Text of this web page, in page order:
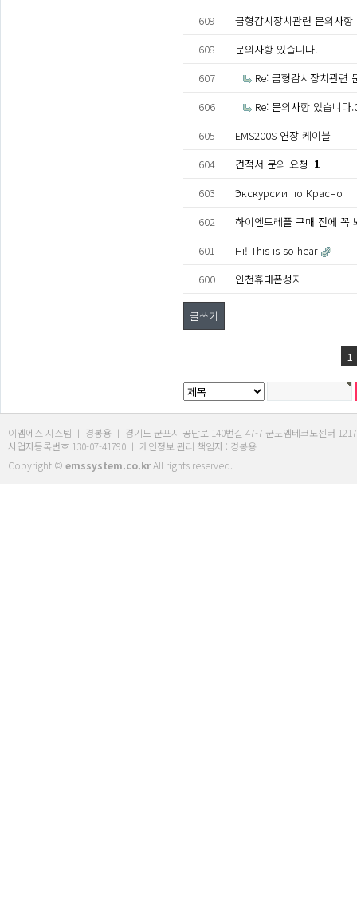
609
금형감시장치관련 문의사항
608
문의사항 있습니다.
607
Re: 금형감시장치관련
606
Re: 문의사항 있습니
605
EMS200S 연장 케이블
604
견적서 문의 요청 1
603
Экскурсии по Красно
602
하이엔드레플 구매 전에 꼭
601
Hi! This is so hear
600
인천휴대폰성지
글쓰기
1
이엠에스 시스템 ㅣ 경봉용 ㅣ 경기도 군포시 공단로 140번길 47-7 군포엠테크노센터
사업자등록번호 130-07-41790 ㅣ 개인정보 관리 책임자 : 경봉용
Copyright © emssystem.co.krAll rights reserved.